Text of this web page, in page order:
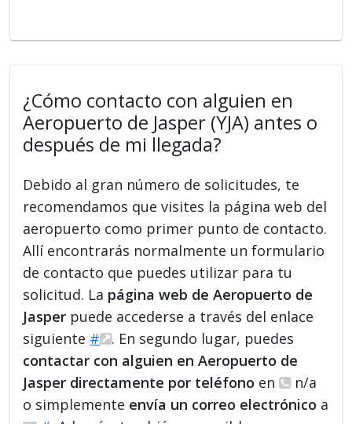
¿Cómo contacto con alguien en
Aeropuerto de Jasper (YJA) antes o
después de mi llegada?
Debido al gran número de solicitudes, te
recomendamos que visites la página web del
aeropuerto como primer punto de contacto.
Allí encontrarás normalmente un formulario
de contacto que puedes utilizar para tu
solicitud. La página web de Aeropuerto de
Jasper puede accederse a través del enlace
siguiente #
. En segundo lugar, puedes
contactar con alguien en Aeropuerto de
Jasper directamente por teléfono en
n/a
o simplemente envía un correo electrónico a